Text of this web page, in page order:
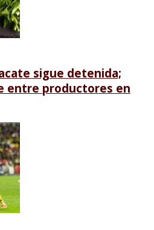
sigue detenida;
entre productores en